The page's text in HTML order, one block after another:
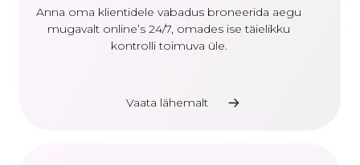
Anna oma klientidele vabadus broneerida aegu
mugavalt online’s 24/7, omades ise täielikku
kontrolli toimuva üle.
Vaata lähemalt